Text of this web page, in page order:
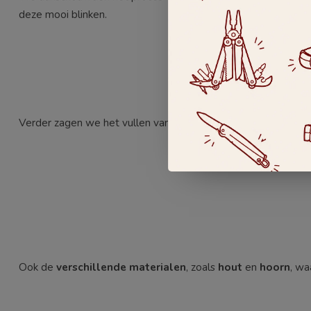
deze mooi blinken.
Verder zagen we het vullen van de scheerkwasten met
Ook de verschillende materialen, zoals hout en hoorn,